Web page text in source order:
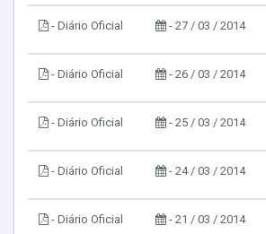
- Diário Oficial - 27 / 03 / 2014
- Diário Oficial - 26 / 03 / 2014
- Diário Oficial - 25 / 03 / 2014
- Diário Oficial - 24 / 03 / 2014
- Diário Oficial - 21 / 03 / 2014